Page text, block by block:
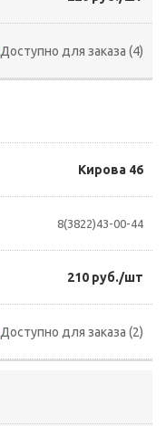
Доступно для заказа (4)
Кирова 46
8(3822)43-00-44
210 руб./шт
Доступно для заказа (2)